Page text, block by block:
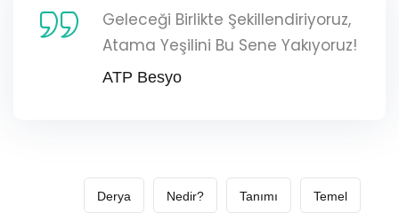
Geleceği Birlikte Şekillendiriyoruz,
Atama Yeşilini Bu Sene Yakıyoruz!
ATP Besyo
Derya Nedir? Tanımı Temel